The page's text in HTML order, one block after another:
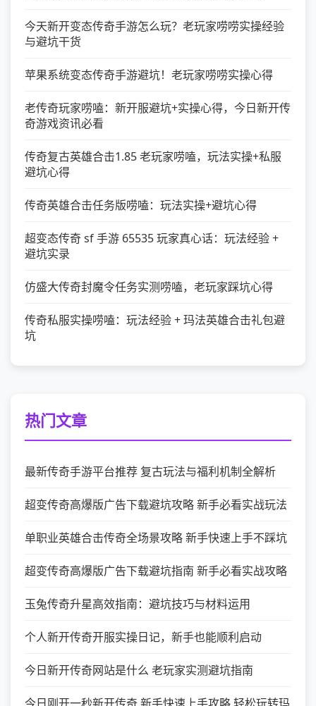
今天新开变态传奇手游怎么玩？老玩家唠唠实操经验
与避坑干货
苹果系统变态传奇手游避坑！老玩家唠唠实操心得
老传奇玩家唠嗑：新开服避坑+实操心得，今日新开传
奇游戏资讯必看
传奇复古英雄合击1.85 老玩家唠嗑，玩法实操+私服
避坑心得
传奇英雄合击任务版唠嗑：玩法实操+避坑心得
超变态传奇 sf 手游 65535 玩家真心话：玩法经验 +
避坑实录
仿盛大传奇封魔令任务实测唠嗑，老玩家踩坑心得
传奇私服实操唠嗑：玩法经验 + 玛法英雄合击礼包避
坑
热门文章
最新传奇手游平台推荐 复古玩法与福利机制全解析
超变传奇高爆版广告下载避坑攻略 新手必看实战玩法
单职业英雄合击传奇全场景攻略 新手快速上手不踩坑
超变传奇高爆版广告下载避坑指南 新手必看实战攻略
玉兔传奇升星高效指南：避坑技巧与材料运用
个人新开传奇开服实操日记，新手也能顺利启动
今日新开传奇网站是什么 老玩家实测避坑指南